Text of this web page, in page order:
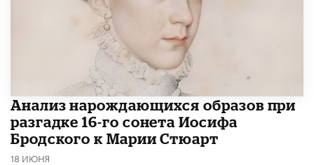
Анализ нарождающихся образов при
разгадке 16-го сонета Иосифа
Бродского к Марии Стюарт
18 ИЮНЯ